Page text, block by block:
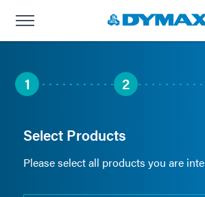
1 2
Select Products
Please select all products you are